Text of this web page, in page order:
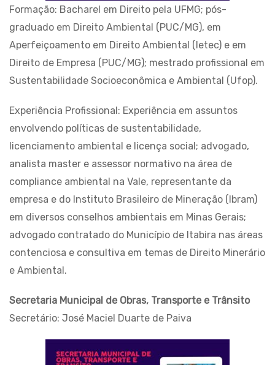
Formação: Bacharel em Direito pela UFMG; pós-
graduado em Direito Ambiental (PUC/MG), em
Aperfeiçoamento em Direito Ambiental (Ietec) e em
Direito de Empresa (PUC/MG); mestrado profissional em
Sustentabilidade Socioeconômica e Ambiental (Ufop).
Experiência Profissional: Experiência em assuntos
envolvendo políticas de sustentabilidade,
licenciamento ambiental e licença social; advogado,
analista master e assessor normativo na área de
compliance ambiental na Vale, representante da
empresa e do Instituto Brasileiro de Mineração (Ibram)
em diversos conselhos ambientais em Minas Gerais;
advogado contratado do Município de Itabira nas áreas
contenciosa e consultiva em temas de Direito Minerário
e Ambiental.
Secretaria Municipal de Obras, Transporte e Trânsito
Secretário: José Maciel Duarte de Paiva